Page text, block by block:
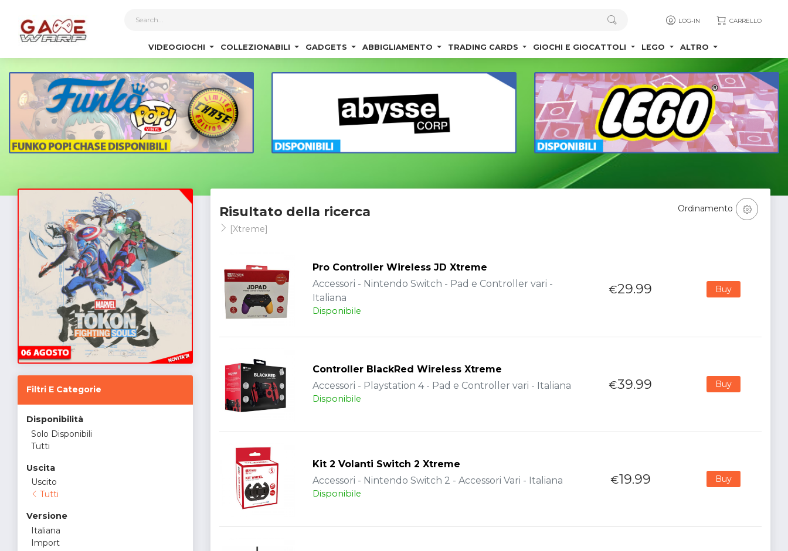
LOG-IN CARRELLO
VIDEOGIOCHI COLLEZIONABILI GADGETS ABBIGLIAMENTO TRADING CARDS GIOCHI E GIOCATTOLI LEGO ALTRO
Filtri E Categorie
Disponibilità
Solo Disponibili
Tutti
Uscita
Uscito
Tutti
Versione
Italiana
Import
Risultato della ricerca
[Xtreme]
Ordinamento
Pro Controller Wireless JD Xtreme
Accessori - Nintendo Switch - Pad e Controller vari -
Italiana
Disponibile
€29.99 Buy
Controller BlackRed Wireless Xtreme
Accessori - Playstation 4 - Pad e Controller vari - Italiana
Disponibile
€39.99 Buy
Kit 2 Volanti Switch 2 Xtreme
Accessori - Nintendo Switch 2 - Accessori Vari - Italiana
Disponibile
€19.99 Buy